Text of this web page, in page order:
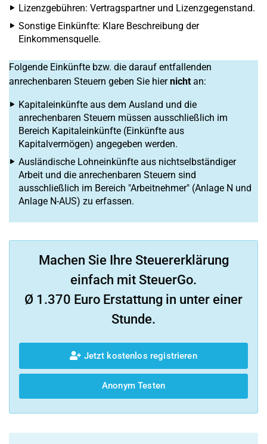
Lizenzgebühren: Vertragspartner und Lizenzgegenstand.
Sonstige Einkünfte: Klare Beschreibung der
Einkommensquelle.
Folgende Einkünfte bzw. die darauf entfallenden
anrechenbaren Steuern geben Sie hiernichtan:
Kapitaleinkünfte aus dem Ausland und die
anrechenbaren Steuern müssen ausschließlich im
Bereich Kapitaleinkünfte (Einkünfte aus
Kapitalvermögen) angegeben werden.
Ausländische Lohneinkünfte aus nichtselbständiger
Arbeit und die anrechenbaren Steuern sind
ausschließlich im Bereich "Arbeitnehmer" (Anlage N und
Anlage N-AUS) zu erfassen.
Machen Sie Ihre Steuererklärung
einfach mit SteuerGo.
Ø 1.370 Euro Erstattung in unter einer
Stunde.
Jetzt kostenlos registrieren
Anonym Testen